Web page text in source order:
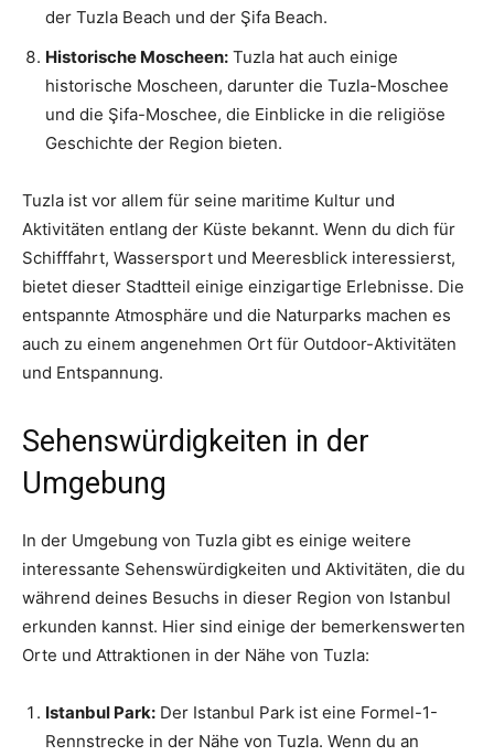
der Tuzla Beach und der Şifa Beach.
Historische Moscheen: Tuzla hat auch einige
historische Moscheen, darunter die Tuzla-Moschee
und die Şifa-Moschee, die Einblicke in die religiöse
Geschichte der Region bieten.
Tuzla ist vor allem für seine maritime Kultur und
Aktivitäten entlang der Küste bekannt. Wenn du dich für
Schifffahrt, Wassersport und Meeresblick interessierst,
bietet dieser Stadtteil einige einzigartige Erlebnisse. Die
entspannte Atmosphäre und die Naturparks machen es
auch zu einem angenehmen Ort für Outdoor-Aktivitäten
und Entspannung.
Sehenswürdigkeiten in der
Umgebung
In der Umgebung von Tuzla gibt es einige weitere
interessante Sehenswürdigkeiten und Aktivitäten, die du
während deines Besuchs in dieser Region von Istanbul
erkunden kannst. Hier sind einige der bemerkenswerten
Orte und Attraktionen in der Nähe von Tuzla:
Istanbul Park: Der Istanbul Park ist eine Formel-1-
Rennstrecke in der Nähe von Tuzla. Wenn du an